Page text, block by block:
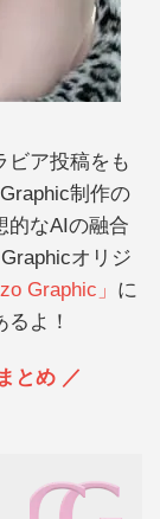
ア投稿をも
制作の
的なAIの融合
オリジ
Graphic」 に
よ！
とめ ／